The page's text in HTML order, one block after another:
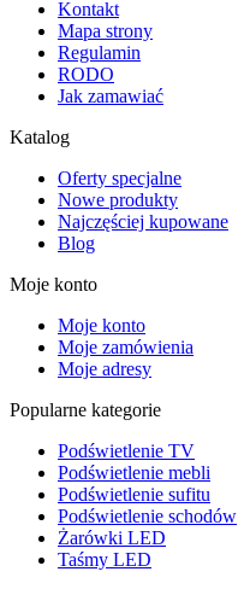
Kontakt
Mapa strony
Regulamin
RODO
Jak zamawiać
Katalog
Oferty specjalne
Nowe produkty
Najczęściej kupowane
Blog
Moje konto
Moje konto
Moje zamówienia
Moje adresy
Popularne kategorie
Podświetlenie TV
Podświetlenie mebli
Podświetlenie sufitu
Podświetlenie schodów
Żarówki LED
Taśmy LED